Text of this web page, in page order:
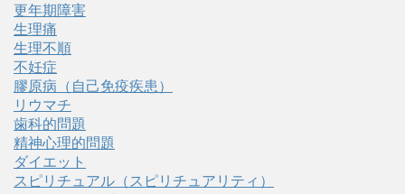
更年期障害
生理痛
生理不順
不妊症
膠原病（自己免疫疾患）
リウマチ
歯科的問題
精神心理的問題
ダイエット
スピリチュアル（スピリチュアリティ）